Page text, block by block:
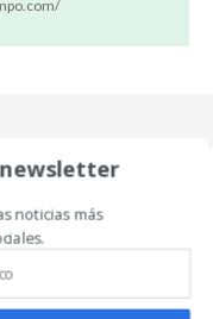
noticias más